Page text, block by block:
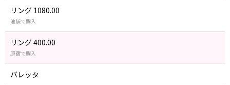
リング 1080.00
池袋で購入
リング 400.00
原宿で購入
バレッタ